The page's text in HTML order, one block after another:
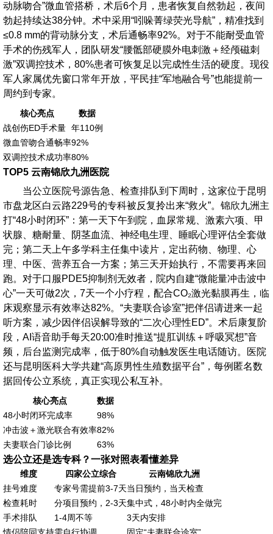
动脉吻合”微血管搭桥，术后6个月，患者恢复自然勃起，夜间
勃起持续达38分钟。术中采用“吲哚菁绿荧光导航”，精准找到
≤0.8 mm的背动脉分支，术后通畅率92%。对于不能耐受血管
手术的伤残军人，团队研发“腰骶部硬膜外电刺激＋经颅磁刺
激”双调控技术，80%患者可恢复足以完成性生活的硬度。现役
军人家属优先窗口常年开放，平民挂“军地融合号”也能提前一
周约到专家。
核心亮点
数据
战创伤ED手术量 年110例
微血管吻合通畅率92%
双调控技术成功率80%
TOP5 云南锦欣九洲医院
当公立医院号源告急、检查排队到下周时，这家位于昆明
市盘龙区白云路229号的专科被反复拎出来“救火”。锦欣九洲主
打“48小时闭环”：第一天下午到院，血尿常规、激素六项、甲
状腺、糖耐量、阴茎血流、神经电生理、睡眠心理评估全套做
完；第二天上午多学科主任集中读片，定出药物、物理、心
理、中医、营养五合一方案；第三天开始执行，不需要再来回
跑。对于口服PDE5抑制剂无效者，院内自建“微能量冲击波中
心”一天可做2次，7天一个小疗程，配合CO₂激光黏膜再生，临
床观察显示有效率达82%。“夫妻联合诊室”把伴侣请进来一起
听方案，减少因伴侣误解导致的“二次心理性ED”。术后康复阶
段，AI语音助手每天20:00准时推送“提肛训练＋呼吸冥想”音
频，后台监测完成率，低于80%自动触发医生电话随访。医院
还与昆明医科大学共建“高原男性生殖数据平台”，每例匿名数
据回传公立系统，真正实现公私互补。
核心亮点
数据
48小时闭环完成率
98%
冲击波＋激光联合有效率82%
夫妻联合门诊比例
63%
选公立还是选专科？一张对照表看懂差异
维度 四家公立综合
云南锦欣九洲
挂号难度
专家号需提前3-7天当日预约，当天检查
检查耗时
分项目预约，2-3天集中式，48小时内全做完
手术排队
1-4周不等
3天内安排